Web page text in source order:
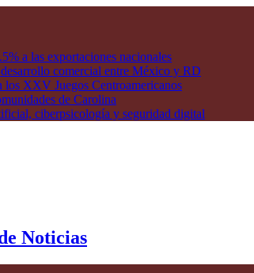
a las exportaciones nacionales
comercial entre México y RD
XXV Juegos Centroamericanos
de Carolina
ciberpsicología y seguridad digital
Noticias